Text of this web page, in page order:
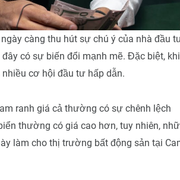
càng thu hút sự chú ý của nhà đầu
có sự biến đổi mạnh mẽ. Đặc biệt, khi
nhiều cơ hội đầu tư hấp dẫn.
ranh giá cả thường có sự chênh lệch
thường có giá cao hơn, tuy nhiên,
làm cho thị trường bất động sản tại